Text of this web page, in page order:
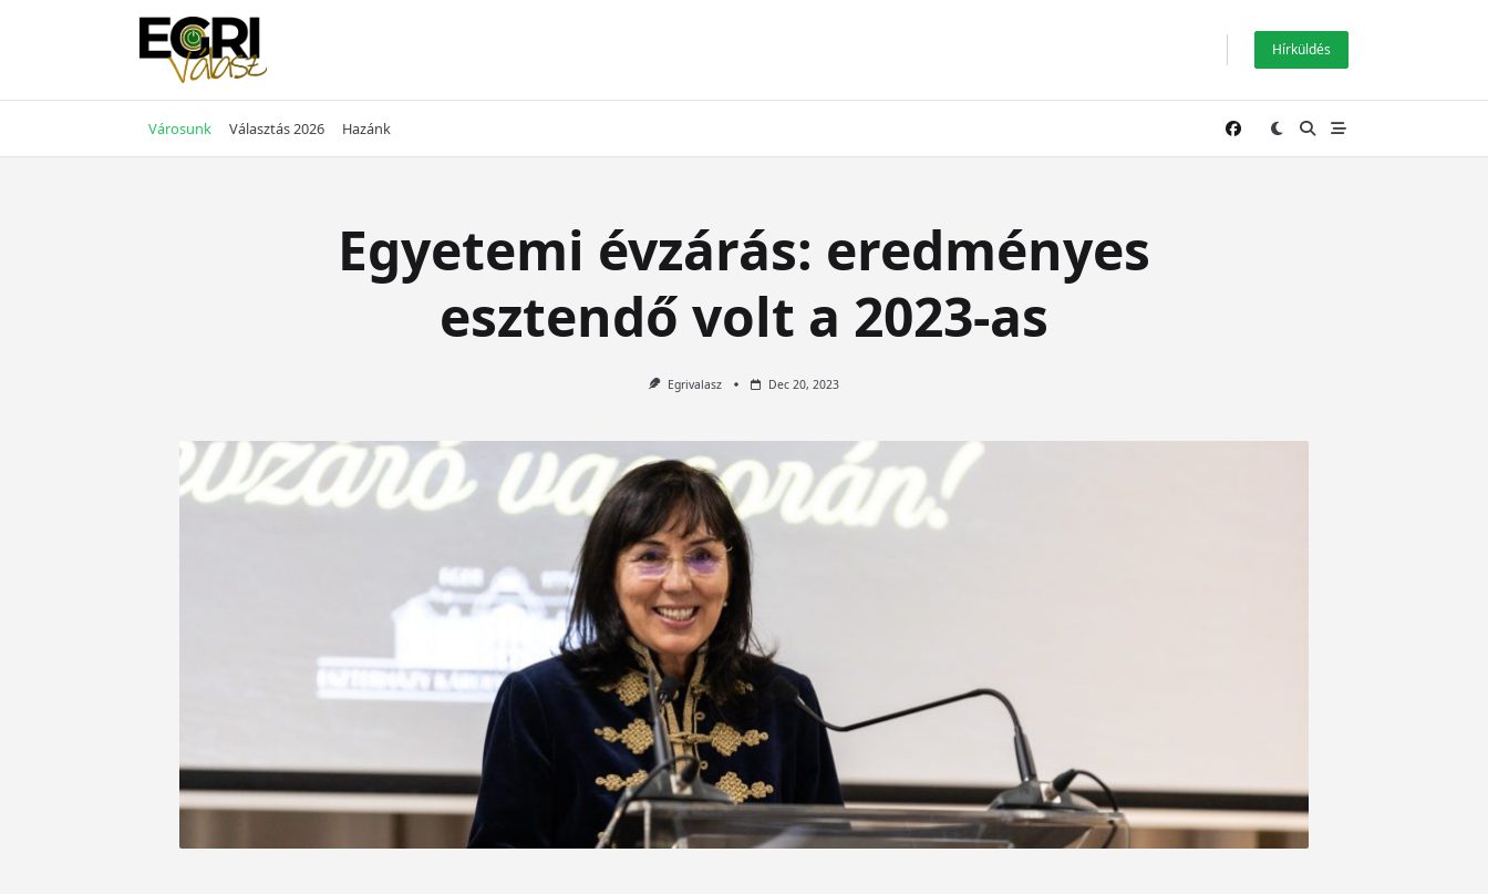
Hírküldés
Városunk Választás 2026 Hazánk
Egyetemi évzárás: eredményes
esztendő volt a 2023-as
Egrivalasz Dec 20, 2023